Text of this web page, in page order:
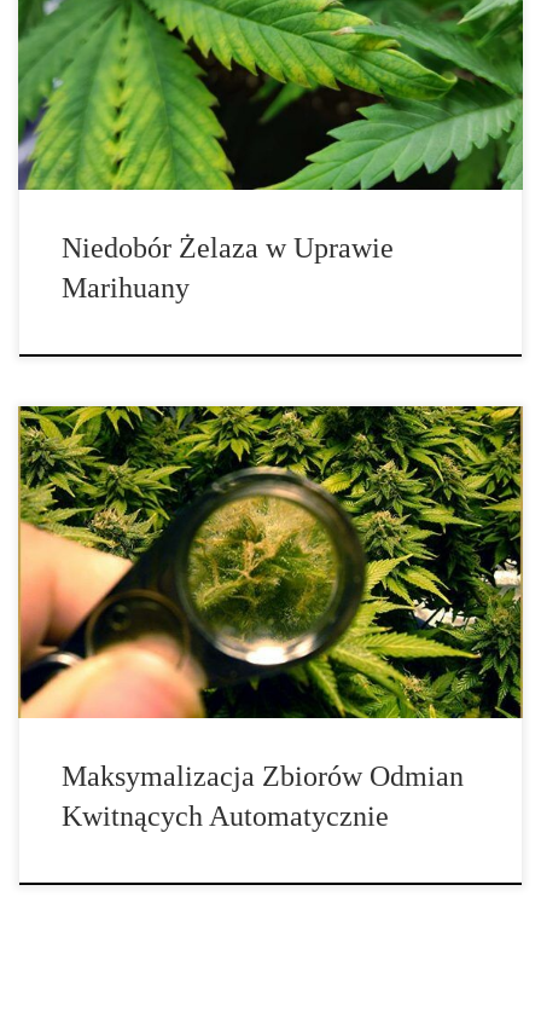
Podobnie jak niedobór żelaza może sprawić, że poczujemy się
zmęczeni i ospali, uniemożliwiając nam osiągnięcie najlepszych
wyników, niedobór tego niezbędnego mikroelementu może
sprawić, że rośliny konopi będą miały problemy ze wzrostem […]
Niedobór Żelaza w Uprawie
Marihuany
Jeśli chodzi o szeroki świat upraw, automatycznie kwitnące zyskały
reputację dzięki niskim plonom i jakości. Jednak dzięki pracy
hodowców te dni są już za nami. Oprócz ich ciężkiej pracy istnieją
różne sposoby, aby pomóc automatycznie kwitnącym w
osiągnięciu pełnego potencjału. […]
Maksymalizacja Zbiorów Odmian
Kwitnących Automatycznie